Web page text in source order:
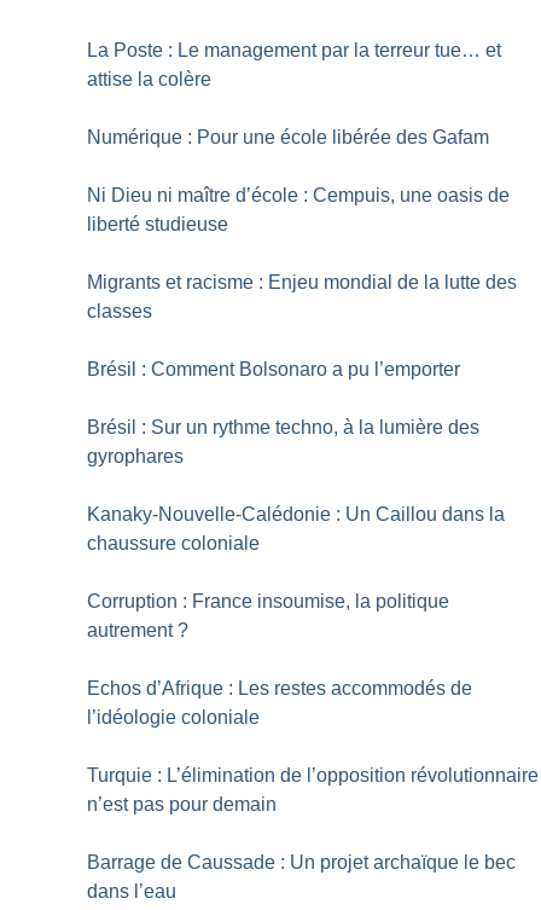
La Poste : Le management par la terreur tue… et
attise la colère
Numérique : Pour une école libérée des Gafam
Ni Dieu ni maître d’école : Cempuis, une oasis de
liberté studieuse
Migrants et racisme : Enjeu mondial de la lutte des
classes
Brésil : Comment Bolsonaro a pu l’emporter
Brésil : Sur un rythme techno, à la lumière des
gyrophares
Kanaky-Nouvelle-Calédonie : Un Caillou dans la
chaussure coloniale
Corruption : France insoumise, la politique
autrement ?
Echos d’Afrique : Les restes accommodés de
l’idéologie coloniale
Turquie : L’élimination de l’opposition révolutionnaire
n’est pas pour demain
Barrage de Caussade : Un projet archaïque le bec
dans l’eau